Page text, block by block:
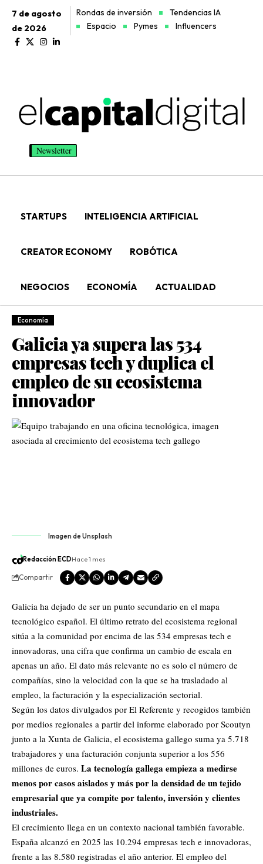
7 de agosto
de 2026
Rondas de inversión
Tendencias IA
Espacio
Pymes Influencers
Newsletter
STARTUPS INTELIGENCIA ARTIFICIAL
CREATOR ECONOMY ROBÓTICA
NEGOCIOS ECONOMÍA ACTUALIDAD
Economía
Galicia ya supera las 534
empresas tech y duplica el
empleo de su ecosistema
innovador
Imagen de Unsplash
Redacción ECDHace 1 mes
Compartir
Galicia ha dejado de ser un punto secundario en el mapa
tecnológico español. El último retrato del ecosistema regional
sitúa a la comunidad por encima de las 534 empresas tech e
innovadoras, una cifra que confirma un cambio de escala en
apenas un año. El dato más relevante no es solo el número de
compañías, sino la velocidad con la que se ha trasladado al
empleo, la facturación y la especialización sectorial.
Según los datos divulgados por El Referente y recogidos también
por medios regionales a partir del informe elaborado por Scoutyn
junto a la Xunta de Galicia, el ecosistema gallego suma ya 5.718
trabajadores y una facturación conjunta superior a los 556
millones de euros. La tecnología gallega empieza a medirse
menos por casos aislados y más por la densidad de un tejido
empresarial que ya compite por talento, inversión y clientes
industriales.
El crecimiento llega en un contexto nacional también favorable.
España alcanzó en 2025 las 10.294 empresas tech e innovadoras,
frente a las 8.580 registradas el año anterior. El empleo del